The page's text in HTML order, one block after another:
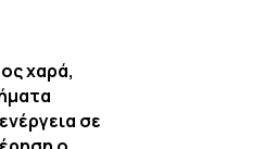
χαρά,
σε